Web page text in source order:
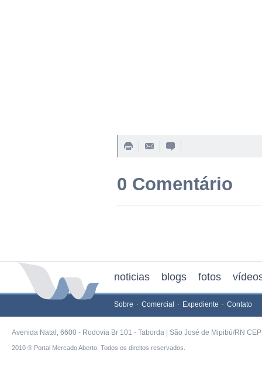
0 Comentário
noticias blogs fotos
Sobre Comercial Expediente Contato
Avenida Natal, 6600 - Rodovia Br 101 - Taborda | São José de Mipibú/RN
2010 ® Portal Mercado Aberto. Todos os direitos reservados.